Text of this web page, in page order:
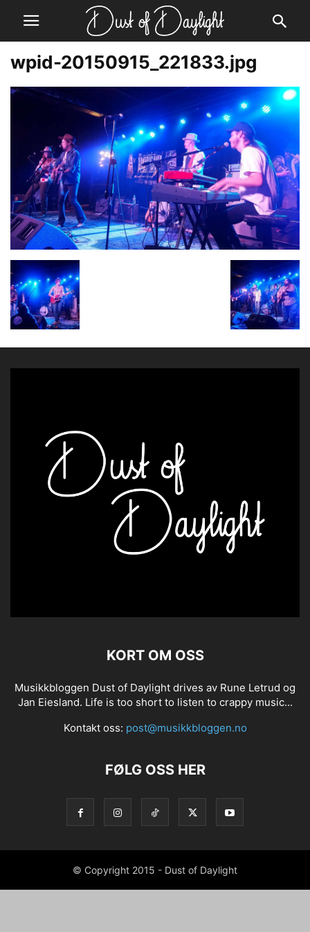
wpid-20150915_221833.jpg
KORT OM OSS
Musikkbloggen Dust of Daylight drives av Rune Letrud og
Jan Eiesland. Life is too short to listen to crappy music...
Kontakt oss: post@musikkbloggen.no
FØLG OSS HER
© Copyright 2015 - Dust of Daylight